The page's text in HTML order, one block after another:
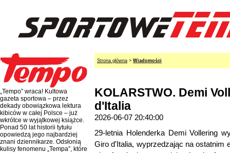
„Tempo” wraca! Kultowa
gazeta sportowa – przez
dekady obowiązkowa lektura
kibiców w całej Polsce – już
wkrótce w wyjątkowej książce.
Ponad 50 lat historii tytułu
opowiedzą jego najbardziej
znani dziennikarze. Odsłonią
kulisy fenomenu „Tempa”, które
Strona główna > Wiadomości
KOLARSTWO. Demi
d'Italia
2026-06-07 20:40:00
29-letnia Holenderka Demi Vollering
Giro d'Italia, wyprzedzając na ostatnim